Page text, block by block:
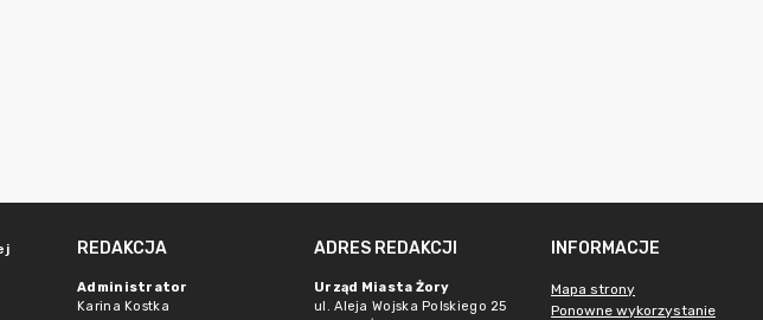
REDAKCJA
Administrator
Karina Kostka
ADRES REDAKCJI
Urząd Miasta Żory
ul. Aleja Wojska Polskiego 25
INFORMACJE
Mapa strony
Ponowne wykorzystanie